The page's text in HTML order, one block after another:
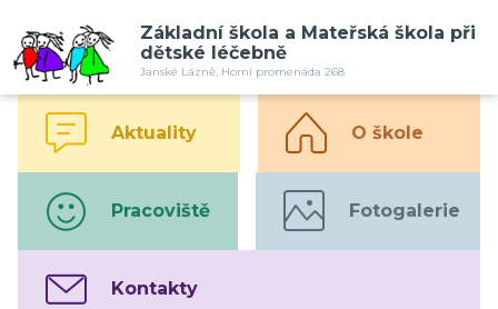
Základní škola a Mateřská škola při
dětské léčebně
Janské Lázně, Horní promenáda 268
Aktuality O škole
Pracoviště Fotogalerie
Kontakty